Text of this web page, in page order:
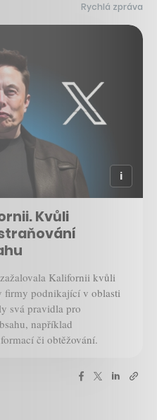
Rychlá zpráva
Kvůli
Kalifornii kvůli
firmy podnikající v oblasti
svá pravidla pro
například
či obtěžování.